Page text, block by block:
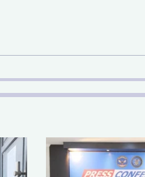
Juanda Gagalkan
di Bandara Juanda